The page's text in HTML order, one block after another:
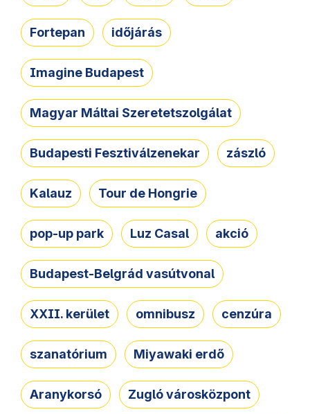
Fortepan időjárás
Imagine Budapest
Magyar Máltai Szeretetszolgálat
Budapesti Fesztiválzenekar zászló
Kalauz Tour de Hongrie
pop-up park Luz Casal akció
Budapest-Belgrád vasútvonal
XXII. kerület omnibusz cenzúra
szanatórium Miyawaki erdő
Aranykorsó Zugló városközpont